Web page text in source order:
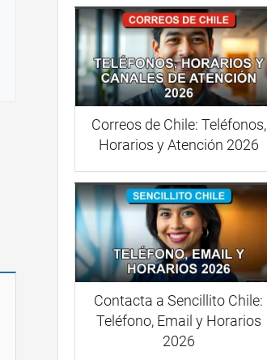
Correos de Chile: Teléfonos,
Horarios y Atención 2026
Contacta a Sencillito Chile:
Teléfono, Email y Horarios
2026